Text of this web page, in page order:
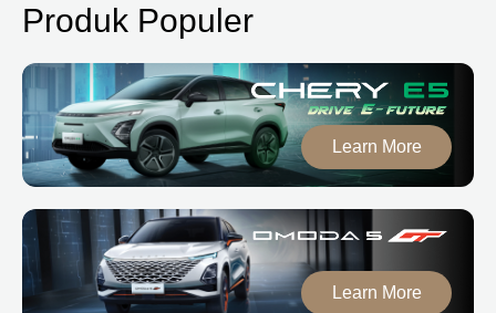
Produk Populer
Learn More
Learn More